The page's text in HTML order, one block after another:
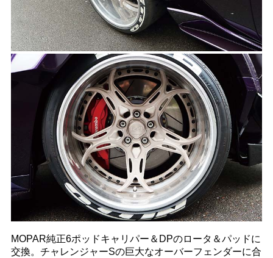
MOPAR純正6ポッドキャリパー＆DPのロータ＆パッドに
交換。チャレンジャーSの巨大なオーバーフェンダーに合